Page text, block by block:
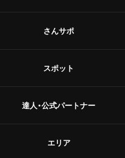
さんサポ
スポット
達人・公式パートナー
エリア